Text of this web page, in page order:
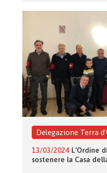
Delegazione Terra
13/03/2024 L’Ordine
sostenere la Casa